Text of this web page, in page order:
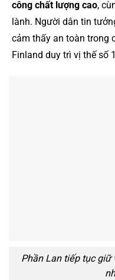
công chất lượng cao,
lành. Người dân tin
cảm thấy an toàn trong
Finland duy trì vị thế số
Phần Lan tiếp tục